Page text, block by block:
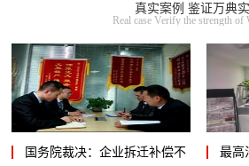
真实案例 鉴证万典
Real case Verify the strength of
国务院裁决：企业拆迁补偿不
最高